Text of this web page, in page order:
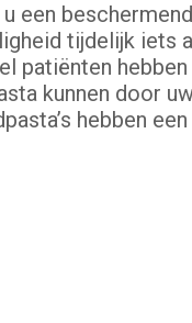
tijdelijk iets
kunnen door
hebben